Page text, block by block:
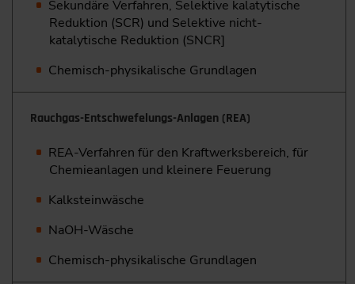
Sekundäre Verfahren, Selektive kalatytische
Reduktion (SCR) und Selektive nicht-
katalytische Reduktion (SNCR]
Chemisch-physikalische Grundlagen
Rauchgas-Entschwefelungs-Anlagen (REA)
REA-Verfahren für den Kraftwerksbereich, für
Chemieanlagen und kleinere Feuerung
Kalksteinwäsche
NaOH-Wäsche
Chemisch-physikalische Grundlagen